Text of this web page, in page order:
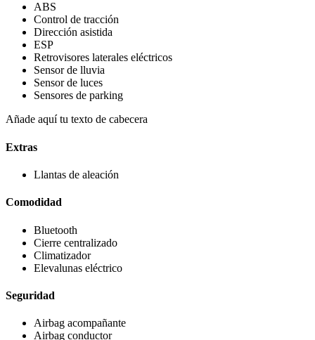
ABS
Control de tracción
Dirección asistida
ESP
Retrovisores laterales eléctricos
Sensor de lluvia
Sensor de luces
Sensores de parking
Añade aquí tu texto de cabecera
Extras
Llantas de aleación
Comodidad
Bluetooth
Cierre centralizado
Climatizador
Elevalunas eléctrico
Seguridad
Airbag acompañante
Airbag conductor